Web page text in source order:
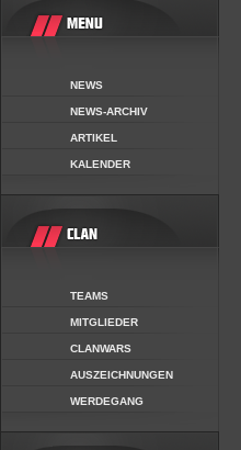
NEWS
NEWS-ARCHIV
ARTIKEL
KALENDER
TEAMS
MITGLIEDER
CLANWARS
AUSZEICHNUNGEN
WERDEGANG